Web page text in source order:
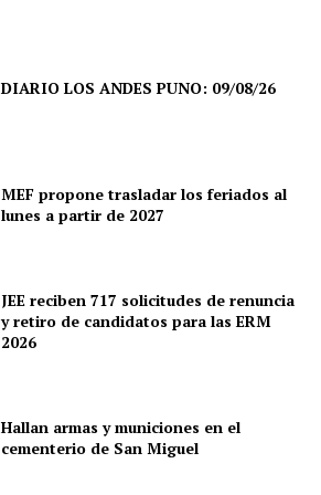
DIARIO LOS ANDES PUNO: 09/08/26
MEF propone trasladar los feriados al
lunes a partir de 2027
JEE reciben 717 solicitudes de renuncia
y retiro de candidatos para las ERM
2026
Hallan armas y municiones en el
cementerio de San Miguel